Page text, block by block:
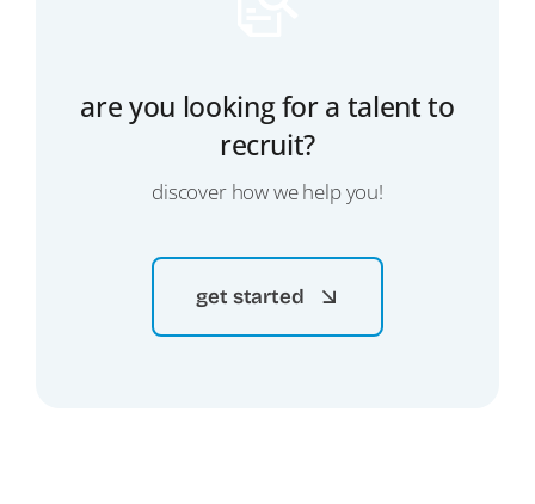
are you looking for a talent to
recruit?
discover how we help you!
get started